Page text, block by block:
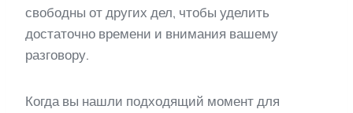
свободны от других дел, чтобы уделить
достаточно времени и внимания вашему
разговору.
Когда вы нашли подходящий момент для